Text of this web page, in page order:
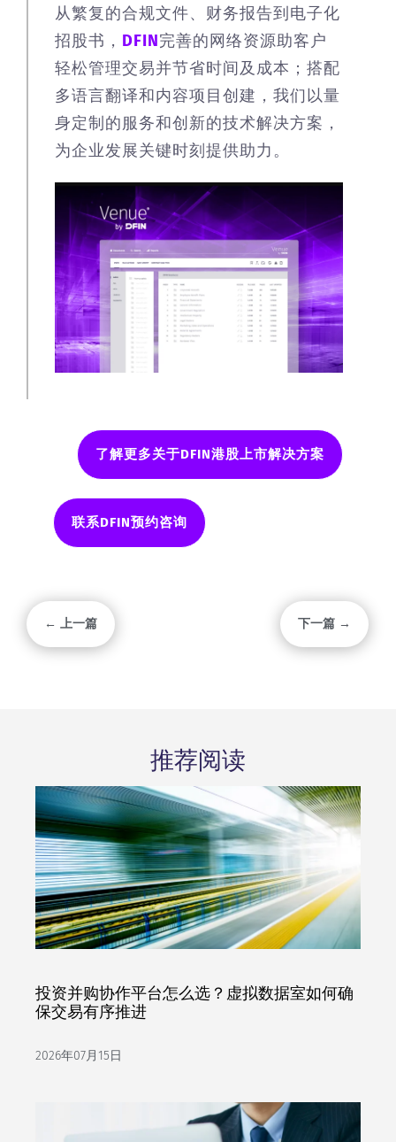
从繁复的合规文件、财务报告到电子化
招股书， DFIN完善的网络资源助客户
轻松管理交易并节省时间及成本；搭配
多语言翻译和内容项目创建，我们以量
身定制的服务和创新的技术解决方案，
为企业发展关键时刻提供助力。
了解更多关于DFIN港股上市解决方案
联系DFIN预约咨询
← 上一篇 下一篇 →
推荐阅读
投资并购协作平台怎么选？虚拟数据室如何确
保交易有序推进
2026年07月15日